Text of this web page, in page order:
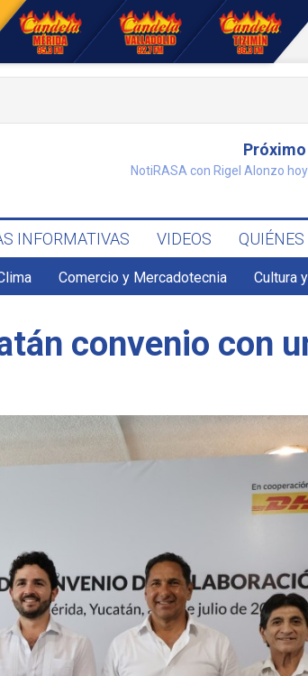
NotiRASA con Rigel Alonzo
INFORMATIVAS VIDEOS
Comercio y Mercadotecnia Cultura
convenio con